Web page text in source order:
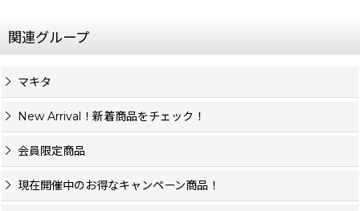
関連グループ
マキタ
New Arrival！新着商品をチェック！
会員限定商品
現在開催中のお得なキャンペーン商品！